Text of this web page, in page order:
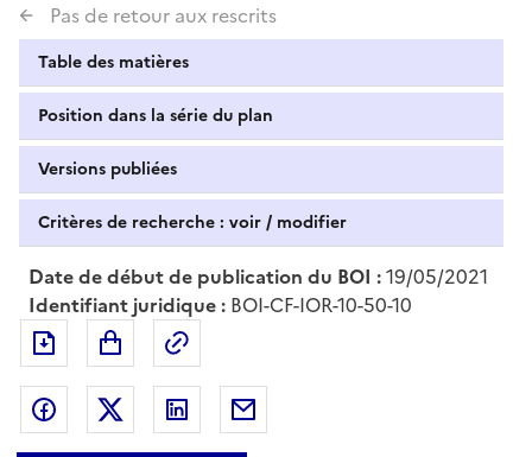
Pas de retour aux rescrits
Table des matières
Position dans la série du plan
Versions publiées
Critères de recherche : voir / modifier
Date de début de publication du BOI :19/05/2021
Identifiant juridique : BOI-CF-IOR-10-50-10
Exporter le document au format pdf
Partager sur Facebook
Partager sur Twitter
Partager sur LinkedIn